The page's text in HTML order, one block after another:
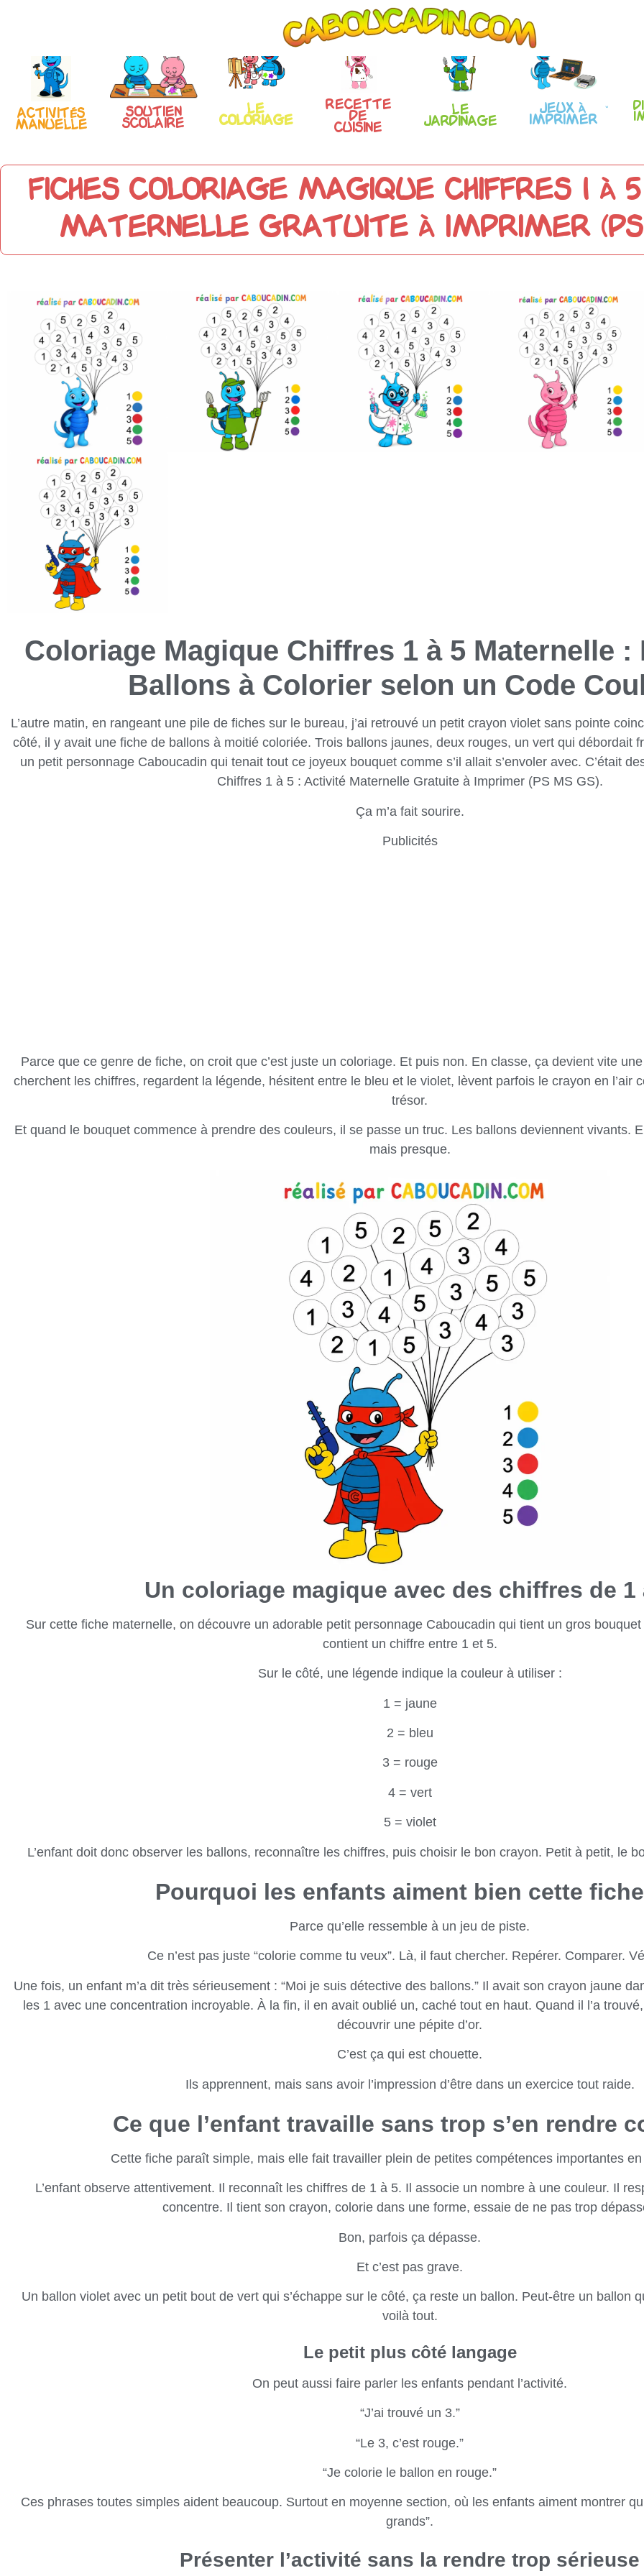
Activités
manuelle
Soutien
scolaire
Le
coloriage
Recette
de
Cuisine
Le
Jardinage
Jeux à
imprimer
Fiches Coloriage Magique Chiffres 1 à
Maternelle Gratuite à Imprimer (PS
Coloriage Magique Chiffres 1 à 5 Maternelle :
Ballons à Colorier selon un Code
L’autre matin, en rangeant une pile de fiches sur le bureau, j’ai retrouvé un petit crayon violet sans pointe
côté, il y avait une fiche de ballons à moitié coloriée. Trois ballons jaunes, deux rouges, un vert qui débordait
un petit personnage Caboucadin qui tenait tout ce joyeux bouquet comme s’il allait s’envoler avec. C’était
Chiffres 1 à 5 : Activité Maternelle Gratuite à Imprimer (PS MS GS).
Ça m’a fait sourire.
Publicités
Parce que ce genre de fiche, on croit que c’est juste un coloriage. Et puis non. En classe, ça devient vite
cherchent les chiffres, regardent la légende, hésitent entre le bleu et le violet, lèvent parfois le crayon en l’air
trésor.
Et quand le bouquet commence à prendre des couleurs, il se passe un truc. Les ballons deviennent vivants.
mais presque.
Un coloriage magique avec des chiffres de 1
Sur cette fiche maternelle, on découvre un adorable petit personnage Caboucadin qui tient un gros
contient un chiffre entre 1 et 5.
Sur le côté, une légende indique la couleur à utiliser :
1 = jaune
2 = bleu
3 = rouge
4 = vert
5 = violet
L’enfant doit donc observer les ballons, reconnaître les chiffres, puis choisir le bon crayon. Petit à petit, le
Pourquoi les enfants aiment bien cette
Parce qu’elle ressemble à un jeu de piste.
Ce n’est pas juste “colorie comme tu veux”. Là, il faut chercher. Repérer. Comparer.
Une fois, un enfant m’a dit très sérieusement : “Moi je suis détective des ballons.” Il avait son crayon jaune
les 1 avec une concentration incroyable. À la fin, il en avait oublié un, caché tout en haut. Quand il l’a
découvrir une pépite d’or.
C’est ça qui est chouette.
Ils apprennent, mais sans avoir l’impression d’être dans un exercice tout raide.
Ce que l’enfant travaille sans trop s’en rendre
Cette fiche paraît simple, mais elle fait travailler plein de petites compétences importantes
L’enfant observe attentivement. Il reconnaît les chiffres de 1 à 5. Il associe un nombre à une couleur. Il
concentre. Il tient son crayon, colorie dans une forme, essaie de ne pas trop
Bon, parfois ça dépasse.
Et c’est pas grave.
Un ballon violet avec un petit bout de vert qui s’échappe sur le côté, ça reste un ballon. Peut-être un ballon
voilà tout.
Le petit plus côté langage
On peut aussi faire parler les enfants pendant l’activité.
“J’ai trouvé un 3.”
“Le 3, c’est rouge.”
“Je colorie le ballon en rouge.”
Ces phrases toutes simples aident beaucoup. Surtout en moyenne section, où les enfants aiment montrer
grands”.
Présenter l’activité sans la rendre trop sérieuse